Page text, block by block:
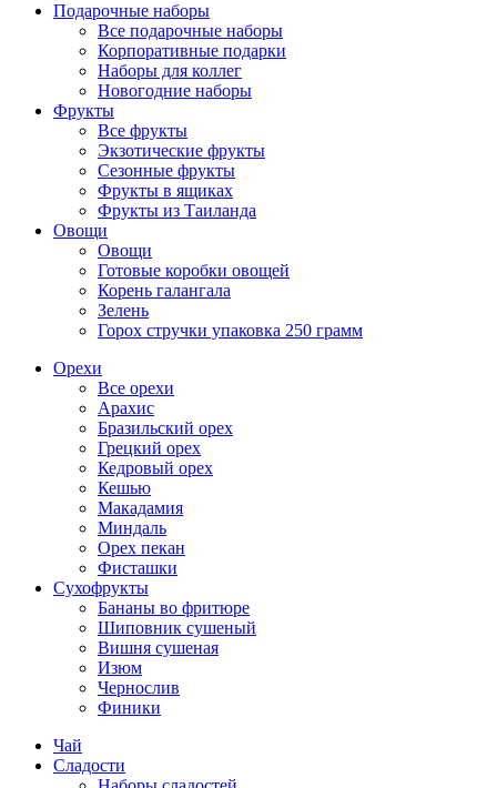
Подарочные наборы
Все подарочные наборы
Корпоративные подарки
Наборы для коллег
Новогодние наборы
Фрукты
Все фрукты
Экзотические фрукты
Сезонные фрукты
Фрукты в ящиках
Фрукты из Таиланда
Овощи
Овощи
Готовые коробки овощей
Корень галангала
Зелень
Горох стручки упаковка 250 грамм
Орехи
Все орехи
Арахис
Бразильский орех
Грецкий орех
Кедровый орех
Кешью
Макадамия
Миндаль
Орех пекан
Фисташки
Сухофрукты
Бананы во фритюре
Шиповник сушеный
Вишня сушеная
Изюм
Чернослив
Финики
Чай
Сладости